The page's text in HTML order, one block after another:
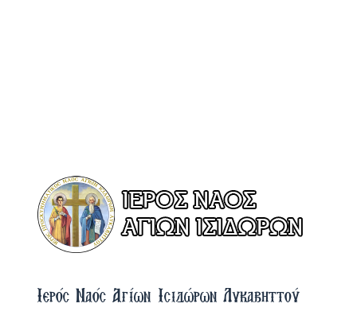
Ιερός Ναός Αγίων Ισιδώρων Λυκαβηττού